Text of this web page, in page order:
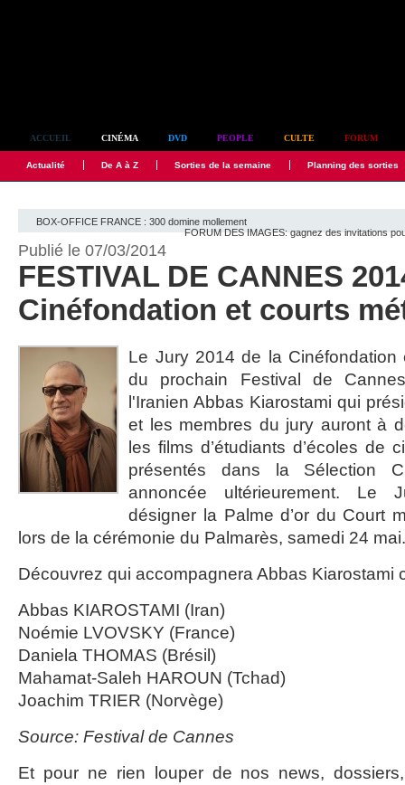
ACCUEIL CINÉMA DVD PEOPLE CULTE FORUM
Actualité De A à Z Sorties de la semaine Planning des sorties
BOX-OFFICE FRANCE : 300 domine mollement
FORUM DES IMAGES: gagnez des invitations
Publié le 07/03/2014
FESTIVAL DE CANNES
Cinéfondation et courts
Le Jury 2014 de la Cinéfondation
du prochain Festival de
l'Iranien Abbas Kiarostami qui
et les membres du jury auront à
les films d’étudiants d’écoles de
présentés dans la Sélection
annoncée ultérieurement. Le
désigner la Palme d’or du Court
lors de la cérémonie du Palmarès, samedi 24 mai.
Découvrez qui accompagnera Abbas Kiarostami
Abbas KIAROSTAMI (Iran)
Noémie LVOVSKY (France)
Daniela THOMAS (Brésil)
Mahamat-Saleh HAROUN (Tchad)
Joachim TRIER (Norvège)
Source: Festival de Cannes
Et pour ne rien louper de nos news,